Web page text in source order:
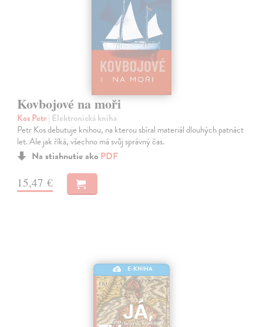
Kovbojové na moři
Kos Petr| Elektronická kniha
Petr Kos debutuje knihou, na kterou sbíral materiál dlouhých patnáct
let. Ale jak říká, všechno má svůj správný čas.
Na stiahnutie ako PDF
15,47 €
E-KNIHA